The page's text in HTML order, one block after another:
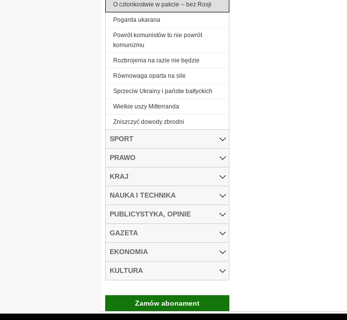
O członkostwie w pakcie -- bez Rosji
Pogarda ukarana
Powrót komunistów to nie powrót
komunizmu
Rozbrojenia na razie nie będzie
Równowaga oparta na sile
Sprzeciw Ukrainy i państw bałtyckich
Wielkie uszy Mitterranda
Zniszczyć dowody zbrodni
SPORT
PRAWO
KRAJ
NAUKA I TECHNIKA
PUBLICYSTYKA, OPINIE
GAZETA
EKONOMIA
KULTURA
Zamów abonament